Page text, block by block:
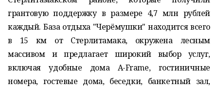
грантовую поддержку в размере 4,7 млн рублей
каждый. База отдыха "Черёмушки" находится всего
в 15 км от Стерлитамака, окружена лесным
массивом и предлагает широкий выбор услуг,
включая удобные дома A-Frame, гостиничные
номера, гостевые дома, беседки, банкетный зал,